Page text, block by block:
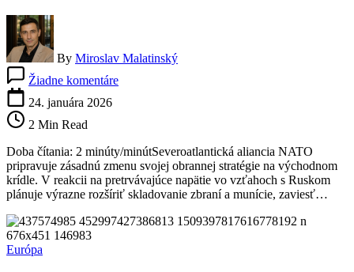
By Miroslav Malatinský
Žiadne komentáreNATO
východe:
nové
zbrane,
robotické
systémy
a
24. januára 2026
2 Min Read
Doba čítania: 2 minúty/minútSeveroatlantická aliancia NATO
pripravuje zásadnú zmenu svojej obrannej stratégie na východnom
krídle. V reakcii na pretrvávajúce napätie vo vzťahoch s Ruskom
plánuje výrazne rozšíriť skladovanie zbraní a munície, zaviesť…
Európa